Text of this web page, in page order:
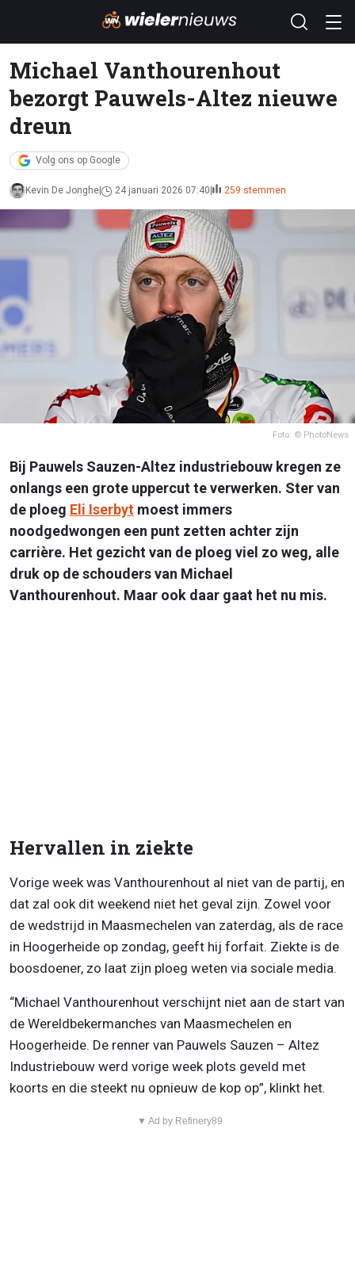
Michael Vanthourenhout
bezorgt Pauwels-Altez nieuwe
dreun
Volg ons op Google
Kevin De Jonghe 24 januari 2026 07:40 259 stemmen
Foto: © PhotoNews
Bij Pauwels Sauzen-Altez industriebouw kregen ze
onlangs een grote uppercut te verwerken. Ster van
de ploeg Eli Iserbyt moest immers
noodgedwongen een punt zetten achter zijn
carrière. Het gezicht van de ploeg viel zo weg, alle
druk op de schouders van Michael
Vanthourenhout. Maar ook daar gaat het nu mis.
Hervallen in ziekte
Vorige week was Vanthourenhout al niet van de partij, en
dat zal ook dit weekend niet het geval zijn. Zowel voor
de wedstrijd in Maasmechelen van zaterdag, als de race
in Hoogerheide op zondag, geeft hij forfait. Ziekte is de
boosdoener, zo laat zijn ploeg weten via sociale media.
“Michael Vanthourenhout verschijnt niet aan de start van
de Wereldbekermanches van Maasmechelen en
Hoogerheide. De renner van Pauwels Sauzen – Altez
Industriebouw werd vorige week plots geveld met
koorts en die steekt nu opnieuw de kop op”, klinkt het.
▼ Ad by Refinery89